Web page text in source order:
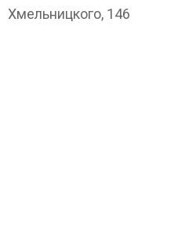
Хмельницкого, 146